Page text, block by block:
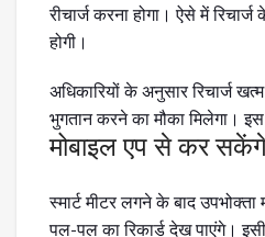
रीचार्ज करना होगा। ऐसे में
होगी।
अधिकारियों के अनुसार रिचार्ज
भुगतान करने का मौका मिलेगा।
मोबाइल एप से कर सकेंगे
स्मार्ट मीटर लगने के बाद
पल-पल का रिकार्ड देख पाएंगे।